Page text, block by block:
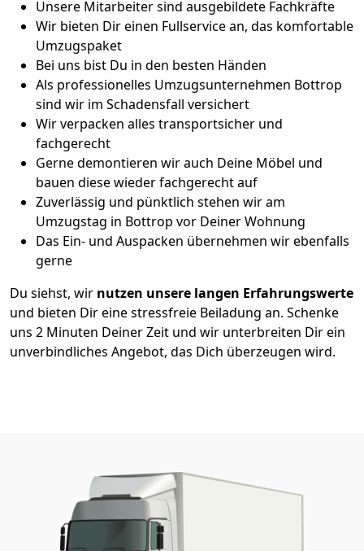
Unsere Mitarbeiter sind ausgebildete Fachkräfte
Wir bieten Dir einen Fullservice an, das komfortable
Umzugspaket
Bei uns bist Du in den besten Händen
Als professionelles Umzugsunternehmen Bottrop
sind wir im Schadensfall versichert
Wir verpacken alles transportsicher und
fachgerecht
Gerne demontieren wir auch Deine Möbel und
bauen diese wieder fachgerecht auf
Zuverlässig und pünktlich stehen wir am
Umzugstag in Bottrop vor Deiner Wohnung
Das Ein- und Auspacken übernehmen wir ebenfalls
gerne
Du siehst, wir nutzen unsere langen Erfahrungswerte
und bieten Dir eine stressfreie Beiladung an. Schenke
uns 2 Minuten Deiner Zeit und wir unterbreiten Dir ein
unverbindliches Angebot, das Dich überzeugen wird.